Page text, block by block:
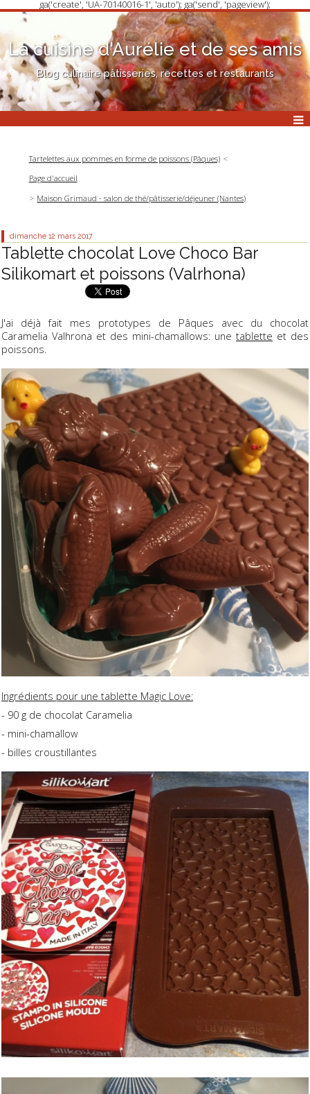
ga('create', 'UA-70140016-1', 'auto'); ga('send', 'pageview');
La cuisine d'Aurélie et de ses amis
Blog culinaire pâtisseries, recettes et restaurants
Tartelettes aux pommes en forme de poissons (Pâques)
Page d'accueil
Maison Grimaud - salon de thé/pâtisserie/déjeuner (Nantes)
dimanche 12 mars 2017
Tablette chocolat Love Choco Bar
Silikomart et poissons (Valrhona)
J'ai déjà fait mes prototypes de Pâques avec du chocolat
Caramelia Valhrona et des mini-chamallows: une tablette et des
poissons.
Ingrédients pour une tablette Magic Love:
- 90 g de chocolat Caramelia
- mini-chamallow
- billes croustillantes